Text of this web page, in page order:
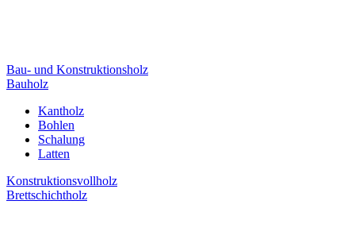
Bau- und Konstruktionsholz
Bauholz
Kantholz
Bohlen
Schalung
Latten
Konstruktionsvollholz
Brettschichtholz